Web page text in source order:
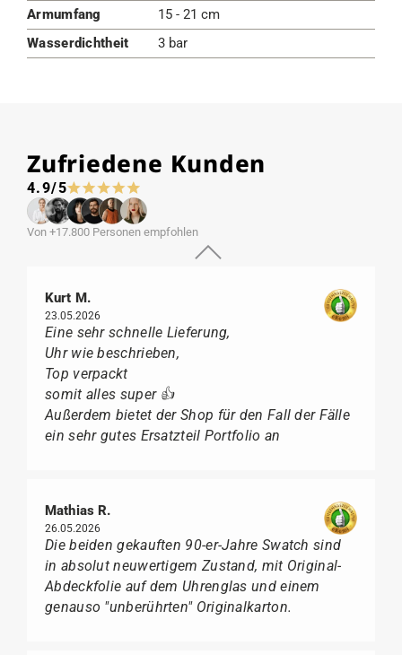
Armumfang
15 - 21 cm
Wasserdichtheit
3 bar
Zufriedene Kunden
4.9/5
Von +17.800 Personen empfohlen
Kurt M.
23.05.2026
Eine sehr schnelle Lieferung,
Uhr wie beschrieben,
Top verpackt
somit alles super 👍
Außerdem bietet der Shop für den Fall der Fälle
ein sehr gutes Ersatzteil Portfolio an
Mathias R.
26.05.2026
Die beiden gekauften 90-er-Jahre Swatch sind
in absolut neuwertigem Zustand, mit Original-
Abdeckfolie auf dem Uhrenglas und einem
genauso "unberührten" Originalkarton.